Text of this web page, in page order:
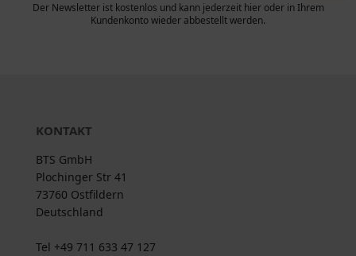
Der Newsletter ist kostenlos und kann jederzeit hier oder in Ihrem
Kundenkonto wieder abbestellt werden.
KONTAKT
BTS GmbH
Plochinger Str 41
73760 Ostfildern
Deutschland
Tel +49 711 633 47 127